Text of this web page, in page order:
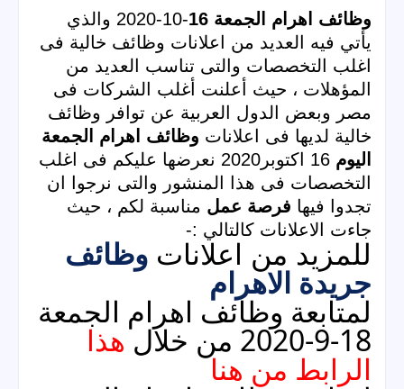
وظائف اهرام الجمعة 16
يأتي فيه العديد من اعلانات وظائف خالية
خالية لديها فى
اعلانات
اليوم
تجدوا فيها فرصة عمل
جاءت الاعلانات كالتالي :-
للمزيد من اعلانات
جريدة الاهرام
18-9-2020 من خلال
الرابط من هنا